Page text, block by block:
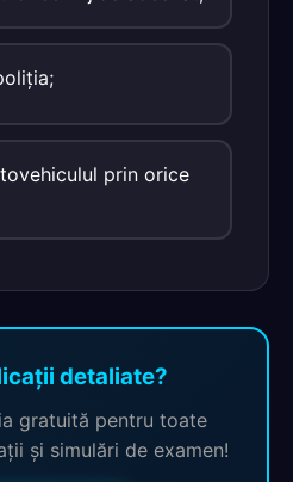
prin orice
detaliate?
gratuită pentru toate
și simulări de examen!